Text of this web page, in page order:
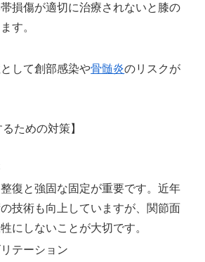
損傷が適切に治療されないと膝の
す。
して創部感染や骨髄炎のリスクが
ための対策】
復と強固な固定が重要です。近年
技術も向上していますが、関節面
にしないことが大切です。
テーション